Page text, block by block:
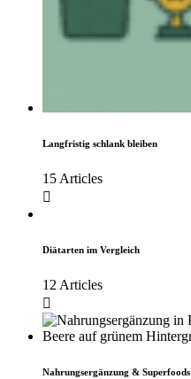
Langfristig schlank bleiben
15 Articles
Diätarten im Vergleich
12 Articles
Nahrungsergänzung & Superfoods